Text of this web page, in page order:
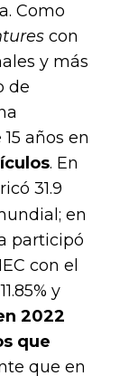
Como
con
y más
de
años en
. En
31.9
en
participó
con el
y
2022
que
que en